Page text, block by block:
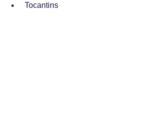
Tocantins